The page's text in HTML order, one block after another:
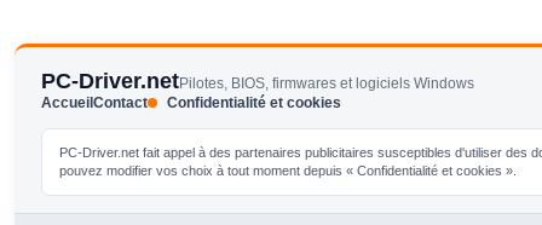
PC-Driver.netPilotes, BIOS, firmwares et logiciels Windows
AccueilContact Confidentialité et cookies
PC-Driver.net fait appel à des partenaires publicitaires susceptibles d'utiliser
pouvez modifier vos choix à tout moment depuis « Confidentialité et cookies ».